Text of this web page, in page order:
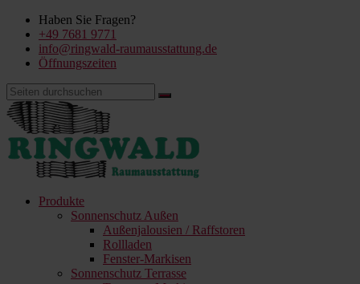
Haben Sie Fragen?
+49 7681 9771
info@ringwald-raumausstattung.de
Öffnungszeiten
Produkte
Sonnenschutz Außen
Außenjalousien / Raffstoren
Rollladen
Fenster-Markisen
Sonnenschutz Terrasse